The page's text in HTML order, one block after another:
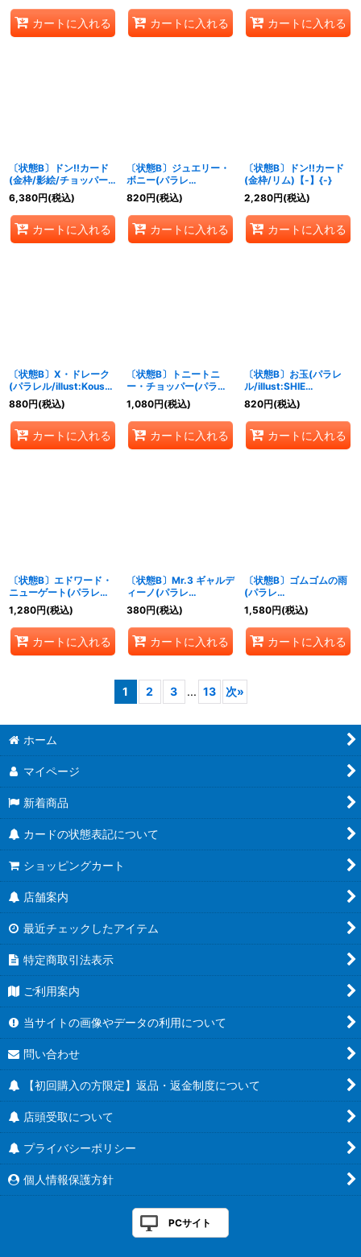
カートに入れる カートに入れる カートに入れる
〔状態B〕ドン!!カード
(金枠/影絵/チョッパー)
【-】{-}
6,380円(税込)
カートに入れる
〔状態B〕ジュエリー・
ボニー(パラレ
ル/illust:NAKAuMA)
【R/P】{PRB02-004}
820円(税込)
カートに入れる
〔状態B〕ドン!!カード
(金枠/リム)【-】{-}
2,280円(税込)
カートに入れる
〔状態B〕X・ドレーク
(パラレル/illust:Koushi
Rokushiro)【UC/P】
{OP10-114}
880円(税込)
カートに入れる
〔状態B〕トニートニ
ー・チョッパー(パラレ
ル/illust:Yuu
Shimotsuki)【R/P】
{OP10-011}
1,080円(税込)
カートに入れる
〔状態B〕お玉(パラレ
ル/illust:SHIE
NANAHARA)【R/P】
{PRB02-016}
820円(税込)
カートに入れる
〔状態B〕エドワード・
ニューゲート(パラレル/
★有り/illust:Hokuyuu)
【SR/P】{ST15-002}
1,280円(税込)
カートに入れる
〔状態B〕Mr.3 ギャルデ
ィーノ(パラレ
ル/illust:Katsuo
Tadano)【R/P】
{PRB02-009}
380円(税込)
カートに入れる
〔状態B〕ゴムゴムの雨
(パラレ
ル/illust:HISASHI
HUJIWARA)【R/P】
{OP02-068}
1,580円(税込)
カートに入れる
1 2 3 ... 13 次»
ホーム
マイページ
新着商品
カードの状態表記について
ショッピングカート
店舗案内
最近チェックしたアイテム
特定商取引法表示
ご利用案内
当サイトの画像やデータの利用について
問い合わせ
【初回購入の方限定】返品・返金制度について
店頭受取について
プライバシーポリシー
個人情報保護方針
PCサイト